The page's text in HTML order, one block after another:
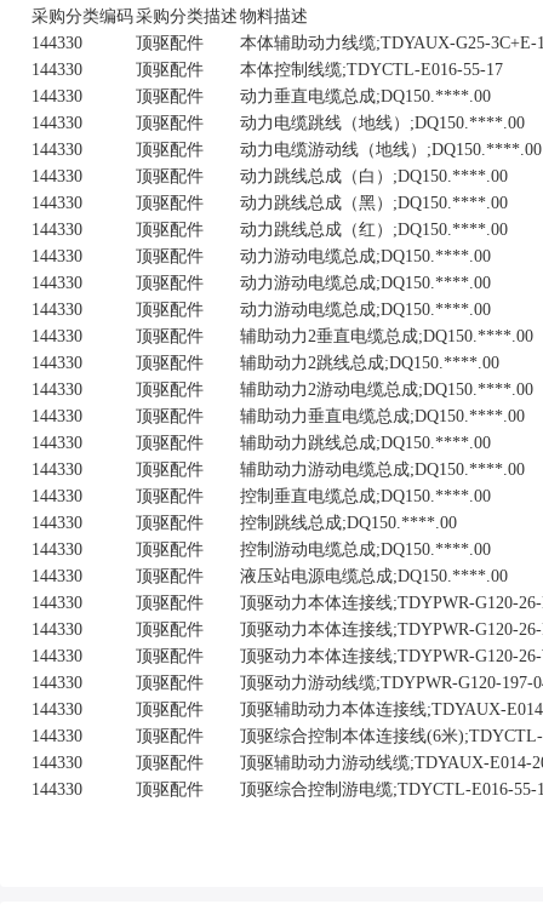
采购分类编码采购分类描述 物料描述
144330
顶驱配件
本体辅助动力线缆;TDYAUX-G25-3C+E-
144330
顶驱配件
本体控制线缆;TDYCTL-E016-55-17
144330
顶驱配件
动力垂直电缆总成;DQ150.****.00
144330
顶驱配件
动力电缆跳线（地线）;DQ150.****.00
144330
顶驱配件
动力电缆游动线（地线）;DQ150.****.00
144330
顶驱配件
动力跳线总成（白）;DQ150.****.00
144330
顶驱配件
动力跳线总成（黑）;DQ150.****.00
144330
顶驱配件
动力跳线总成（红）;DQ150.****.00
144330
顶驱配件
动力游动电缆总成;DQ150.****.00
144330
顶驱配件
动力游动电缆总成;DQ150.****.00
144330
顶驱配件
动力游动电缆总成;DQ150.****.00
144330
顶驱配件
辅助动力2垂直电缆总成;DQ150.****.00
144330
顶驱配件
辅助动力2跳线总成;DQ150.****.00
144330
顶驱配件
辅助动力2游动电缆总成;DQ150.****.00
144330
顶驱配件
辅助动力垂直电缆总成;DQ150.****.00
144330
顶驱配件
辅助动力跳线总成;DQ150.****.00
144330
顶驱配件
辅助动力游动电缆总成;DQ150.****.00
144330
顶驱配件
控制垂直电缆总成;DQ150.****.00
144330
顶驱配件
控制跳线总成;DQ150.****.00
144330
顶驱配件
控制游动电缆总成;DQ150.****.00
144330
顶驱配件
液压站电源电缆总成;DQ150.****.00
144330
顶驱配件
顶驱动力本体连接线;TDYPWR-G120-
144330
顶驱配件
顶驱动力本体连接线;TDYPWR-G120-
144330
顶驱配件
顶驱动力本体连接线;TDYPWR-G120-
144330
顶驱配件
顶驱动力游动线缆;TDYPWR-G120-197-
144330
顶驱配件
顶驱辅助动力本体连接线;TDYAUX-
144330
顶驱配件
顶驱综合控制本体连接线(6米);TDYCTL-
144330
顶驱配件
顶驱辅助动力游动线缆;TDYAUX-E014-
144330
顶驱配件 顶驱综合控制游电缆;TDYCTL-E016-55-